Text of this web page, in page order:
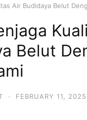
Air Budidaya Belut
Belut
· FEBRUARY 11, 2025